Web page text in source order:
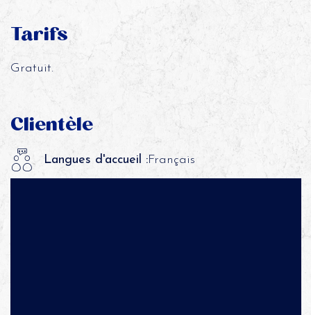
Tarifs
Gratuit.
Clientèle
Langues d'accueil :Français